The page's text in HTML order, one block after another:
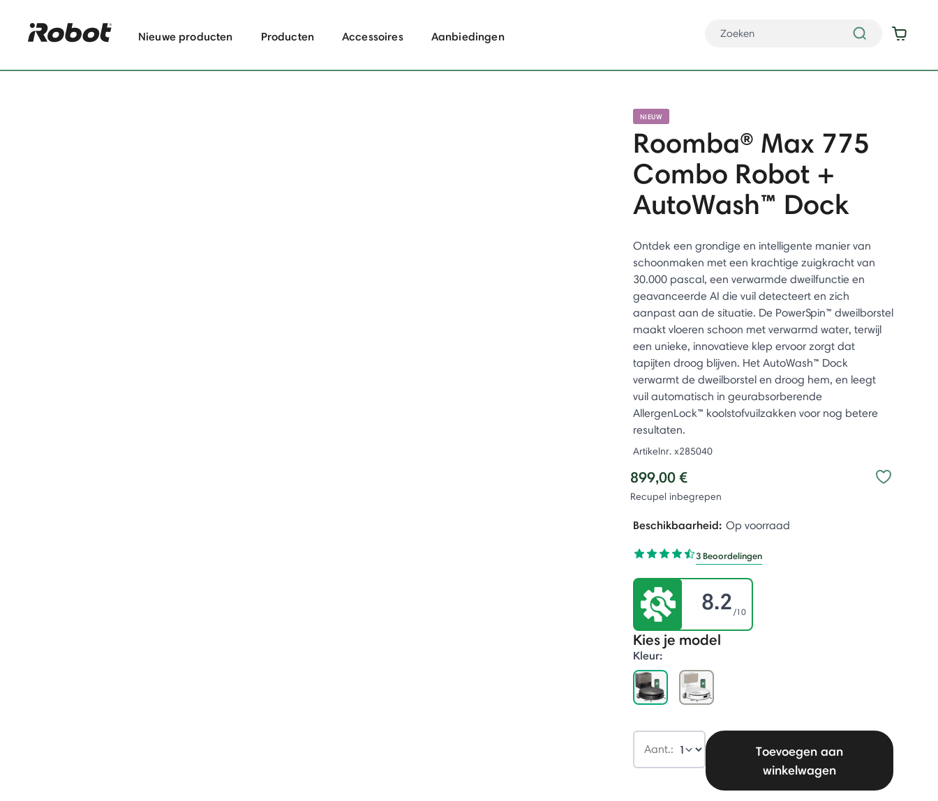
Nieuwe producten Producten Accessoires Aanbiedingen
NIEUW
Roomba® Max 775
Combo Robot +
AutoWash™ Dock
Ontdek een grondige en intelligente manier van
schoonmaken met een krachtige zuigkracht van
30.000 pascal, een verwarmde dweilfunctie en
geavanceerde AI die vuil detecteert en zich
aanpast aan de situatie. De PowerSpin™ dweilborstel
maakt vloeren schoon met verwarmd water, terwijl
een unieke, innovatieve klep ervoor zorgt dat
tapijten droog blijven. Het AutoWash™ Dock
verwarmt de dweilborstel en droog hem, en leegt
vuil automatisch in geurabsorberende
AllergenLock™ koolstofvuilzakken voor nog betere
resultaten.
Artikelnr. x285040
899,00 €
Recupel inbegrepen
Beschikbaarheid: Op voorraad
3 Beoordelingen
8.2 /10
Kies je model
Kleur:
Aant.:
Toevoegen aan
winkelwagen